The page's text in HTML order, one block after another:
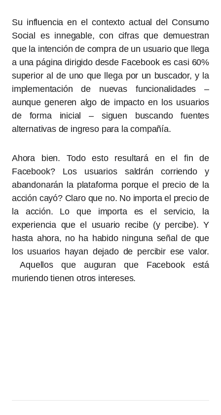
Su influencia en el contexto actual del Consumo
Social es innegable, con cifras que demuestran
que la intención de compra de un usuario que llega
a una página dirigido desde Facebook es casi 60%
superior al de uno que llega por un buscador, y la
implementación de nuevas funcionalidades –
aunque generen algo de impacto en los usuarios
de forma inicial – siguen buscando fuentes
alternativas de ingreso para la compañía.
Ahora bien. Todo esto resultará en el fin de
Facebook? Los usuarios saldrán corriendo y
abandonarán la plataforma porque el precio de la
acción cayó? Claro que no. No importa el precio de
la acción. Lo que importa es el servicio, la
experiencia que el usuario recibe (y percibe). Y
hasta ahora, no ha habido ninguna señal de que
los usuarios hayan dejado de percibir ese valor.
Aquellos que auguran que Facebook está
muriendo tienen otros intereses.